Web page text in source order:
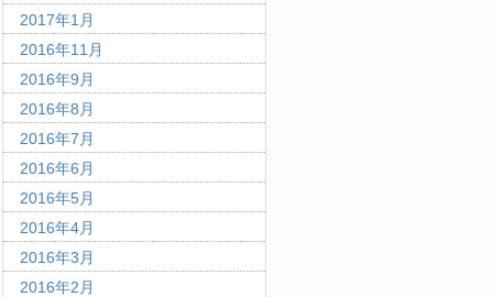
2017年1月
2016年11月
2016年9月
2016年8月
2016年7月
2016年6月
2016年5月
2016年4月
2016年3月
2016年2月